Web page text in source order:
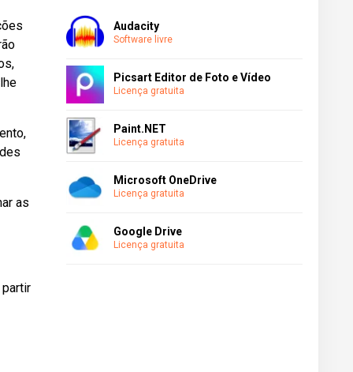
as
Audacity
Software livre
Picsart Editor de Foto e Vídeo
Licença gratuita
Paint.NET
Licença gratuita
Microsoft OneDrive
Licença gratuita
Google Drive
Licença gratuita